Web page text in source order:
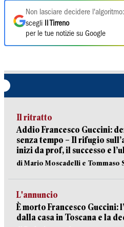
Non lasciare decidere l'algoritmo:
scegli
Il Tirreno
per le tue notizie su Google
Il ritratto
Addio Francesco Guccini:
senza tempo – Il rifugio
inizi da prof, il successo e
di Mario Moscadelli e Tommaso
L'annuncio
È morto Francesco Guccini:
dalla casa in Toscana e la